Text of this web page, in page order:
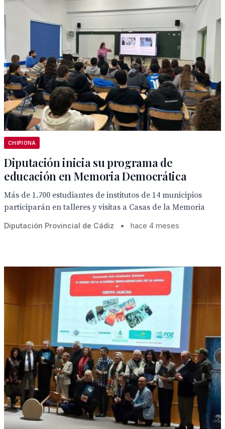
CHIPIONA
Diputación inicia su programa de
educación en Memoria Democrática
Más de 1.700 estudiantes de institutos de 14 municipios
participarán en talleres y visitas a Casas de la Memoria
Diputación Provincial de Cádiz • hace 4 meses